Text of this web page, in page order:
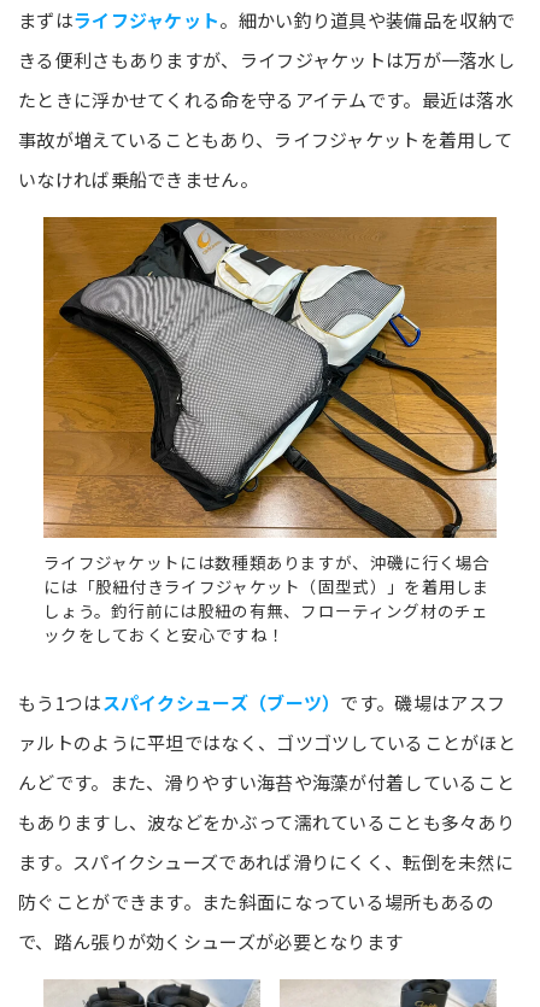
まずはライフジャケット。細かい釣り道具や装備品を収納で
きる便利さもありますが、ライフジャケットは万が一落水し
たときに浮かせてくれる命を守るアイテムです。最近は落水
事故が増えていることもあり、ライフジャケットを着用して
いなければ乗船できません。
ライフジャケットには数種類ありますが、沖磯に行く場合
には「股紐付きライフジャケット（固型式）」を着用しま
しょう。釣行前には股紐の有無、フローティング材のチェ
ックをしておくと安心ですね！
もう1つはスパイクシューズ（ブーツ） です。磯場はアスフ
ァルトのように平坦ではなく、ゴツゴツしていることがほと
んどです。また、滑りやすい海苔や海藻が付着していること
もありますし、波などをかぶって濡れていることも多々あり
ます。スパイクシューズであれば滑りにくく、転倒を未然に
防ぐことができます。また斜面になっている場所もあるの
で、踏ん張りが効くシューズが必要となります